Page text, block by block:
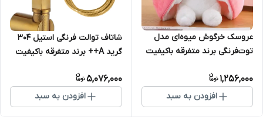
عروسک خرگوش میوه‌ای مدل
توت‌فرنگی برند متفرقه باکیفیت
1,256,000
افزودن به سبد
شاتاف توالت فرنگی استیل ۳۰۴
گرید A++ برند متفرقه باکیفیت
5,076,000
افزودن به سبد